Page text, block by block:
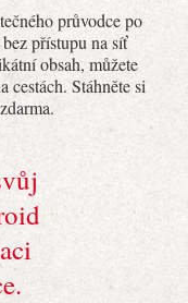
průvodce po
přístupu na síť
obsah, můžete
cestách. Stáhněte si